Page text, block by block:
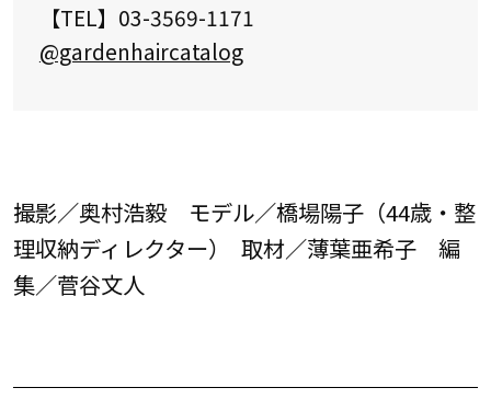
【TEL】03-3569-1171
@gardenhaircatalog
撮影／奥村浩毅 モデル／橋場陽子（44歳・整
理収納ディレクター） 取材／薄葉亜希子 編
集／菅谷文人